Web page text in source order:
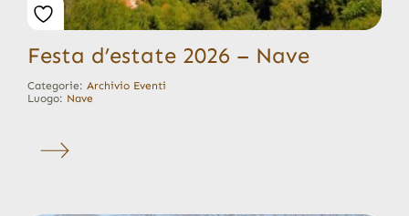
Festa d’estate 2026 – Nave
Categorie: Archivio Eventi
Luogo: Nave